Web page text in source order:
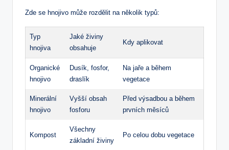
Zde se hnojivo může rozdělit na několik typů:
Typ
hnojiva
Jaké živiny
obsahuje
Kdy aplikovat
Organické
hnojivo
Dusík, fosfor,
draslík
Na jaře a během
vegetace
Minerální
hnojivo
Vyšší obsah
fosforu
Před výsadbou a během
prvních měsíců
Kompost
Všechny
základní živiny
Po celou dobu vegetace